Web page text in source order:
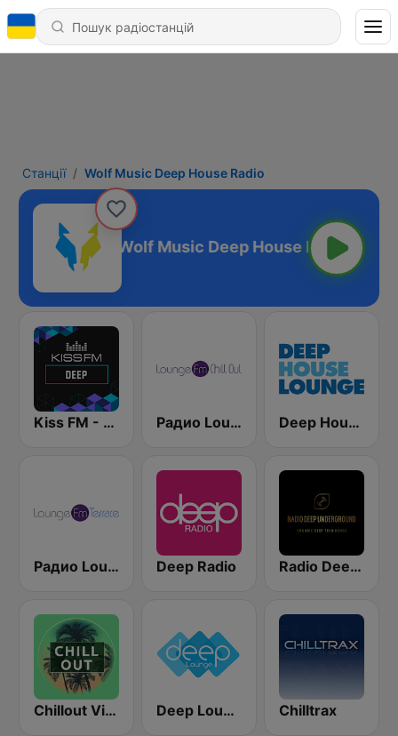
Станції Wolf Music Deep House Radio
Wolf Music Deep House Radio
Kiss FM - Deep (Кисc ФМ) Радио Lounge FM - Chill Out Deep House Lounge
Радио Lounge FM - Terrace Deep Radio Radio Deep Underground
Chillout Vibes Deep Lounge Chilltrax